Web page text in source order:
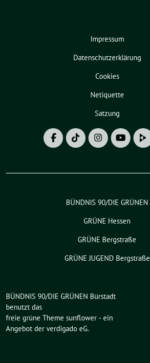
Impressum
Datenschutzerklärung
Cookies
Netiquette
Satzung
BÜNDNIS 90/DIE GRÜNEN
GRÜNE Hessen
GRÜNE Bergstraße
GRÜNE JUGEND Bergstraße
BÜNDNIS 90/DIE GRÜNEN Bürstadt
benutzt das
freie grüne Theme sunflower ‐ ein
Angebot der verdigado eG.